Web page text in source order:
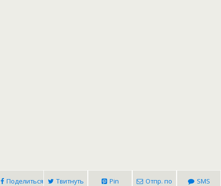
Поделиться Твитнуть Pin
Отпр. по
SMS